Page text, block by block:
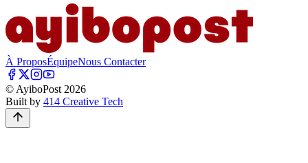
À ProposÉquipeNous Contacter
© AyiboPost 2026
Built by 414 Creative Tech